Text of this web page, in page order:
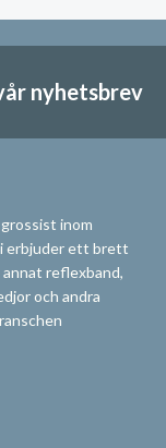
nyhetsbrev
inom
erbjuder ett brett
reflexband,
och andra